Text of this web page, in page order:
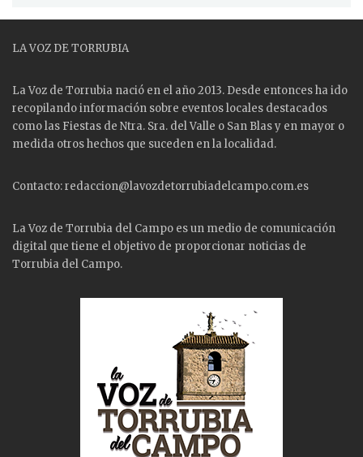
LA VOZ DE TORRUBIA
La Voz de Torrubia nació en el año 2013. Desde entonces ha ido
recopilando información sobre eventos locales destacados
como las Fiestas de Ntra. Sra. del Valle o San Blas y en mayor o
medida otros hechos que suceden en la localidad.
Contacto: redaccion@lavozdetorrubiadelcampo.com.es
La Voz de Torrubia del Campo es un medio de comunicación
digital que tiene el objetivo de proporcionar noticias de
Torrubia del Campo.